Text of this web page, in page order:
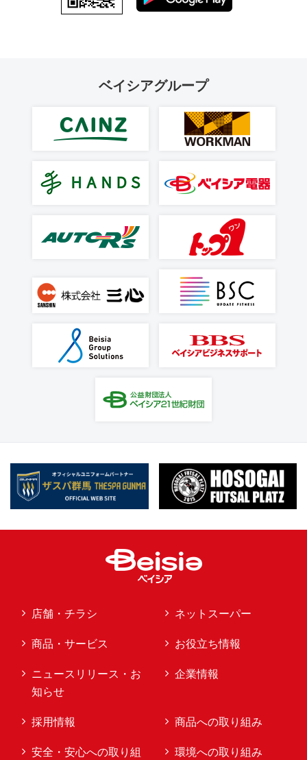
ベイシアグループ
店舗・チラシ ネットスーパー
商品・サービス お役立ち情報
ニュースリリース・お
知らせ
企業情報
採用情報 商品への取り組み
安全・安心への取り組 環境への取り組み